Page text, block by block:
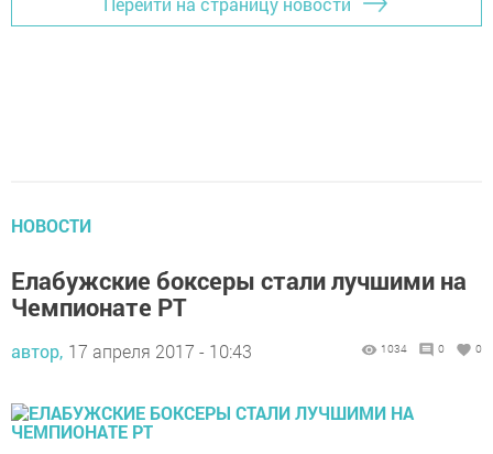
НОВОСТИ
Елабужские боксеры стали лучшими на
Чемпионате РТ
автор, 17 апреля 2017 - 10:43 1034 0 0